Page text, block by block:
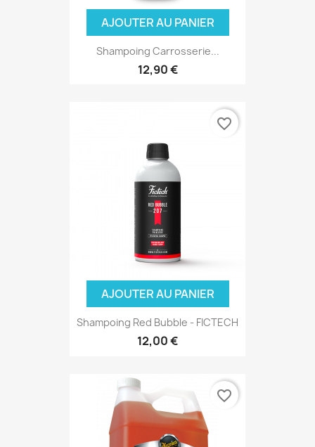
AJOUTER AU PANIER
Shampoing Carrosserie...
12,90 €
AJOUTER AU PANIER
Shampoing Red Bubble - FICTECH
12,00 €
favorite_border
favorite_border